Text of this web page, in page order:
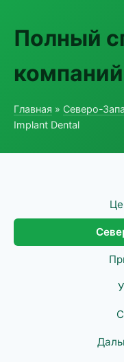
Полный
компаний
Главная » Северо-
Implant Dental